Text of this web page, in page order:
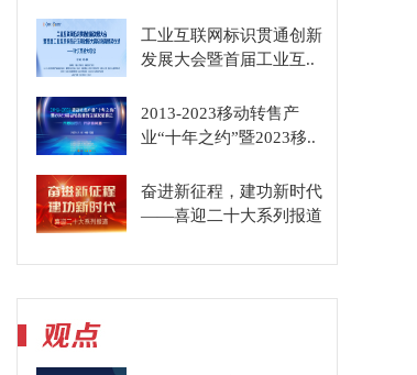
工业互联网标识贯通创新
发展大会暨首届工业互..
2013-2023移动转售产
业“十年之约”暨2023移..
奋进新征程，建功新时代
——喜迎二十大系列报道